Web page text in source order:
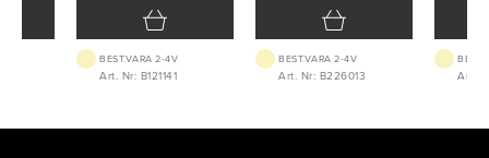
BEST.VARA 2-4V
Art. Nr: B121141
BEST.VARA 2-4V
Art. Nr: B226013 Art.